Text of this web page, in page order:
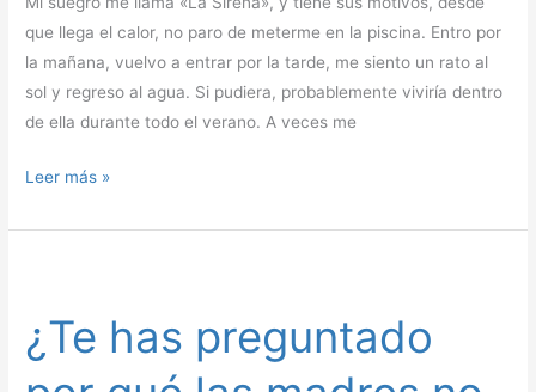
que llega el calor, no paro de meterme en la piscina. Entro por
la mañana, vuelvo a entrar por la tarde, me siento un rato al
sol y regreso al agua. Si pudiera, probablemente viviría dentro
de ella durante todo el verano. A veces me
de
lo
que
crees
Leer más »
¿Te has preguntado
preguntado
por